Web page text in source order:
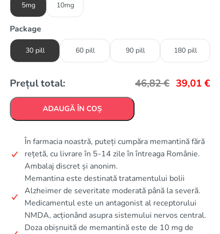
5mg 10mg
Package
30 pill 60 pill 90 pill 180 pill
Prețul total: 46,82€ 39,01 €
ADAUGĂ ÎN COȘ
În farmacia noastră, puteți cumpăra memantină fără
rețetă, cu livrare în 5-14 zile în întreaga Românie.
Ambalaj discret și anonim.
Memantina este destinată tratamentului bolii
Alzheimer de severitate moderată până la severă.
Medicamentul este un antagonist al receptorului
NMDA, acționând asupra sistemului nervos central.
Doza obișnuită de memantină este de 10 mg de